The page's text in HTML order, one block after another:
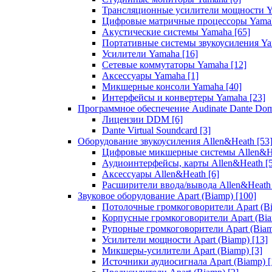
Трансляционные усилители мощности
Цифровые матричные процессоры
Акустические системы Yamaha [65]
Портативные системы звукоусиления
Усилители Yamaha [16]
Сетевые коммутаторы Yamaha [12]
Аксессуары Yamaha [1]
Микшерные консоли Yamaha [40]
Интерфейсы и конвертеры Yamaha [23]
Программное обеспечение Audinate Dante
Лицензии DDM [6]
Dante Virtual Soundcard [3]
Оборудование звукоусиления Allen&Heath [53]
Цифровые микшерные системы
Аудиоинтерфейсы, карты Allen&Heath
Аксессуары Allen&Heath [6]
Расширители ввода/вывода
Звуковое оборудование Apart (Biamp) [100]
Потолочные громкоговорители Apart
Корпусные громкоговорители Apart
Рупорные громкоговорители Apart
Усилители мощности Apart (Biamp) [13]
Микшеры-усилители Apart (Biamp) [3]
Источники аудиосигнала Apart (Biamp)